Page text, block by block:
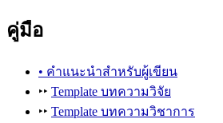
คู่มือ
• คำแนะนำสำหรับผู้เขียน
‣‣ Template บทความวิจัย
‣‣ Template บทความวิชาการ